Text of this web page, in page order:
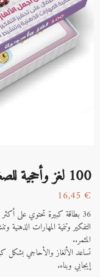
100 لغز وأحجية للصغار
16,45 €
التفكير وتنمية المهارات
المثمر..
تساعد الألغاز والأحاجي بشكل
إيجابي وبناء.